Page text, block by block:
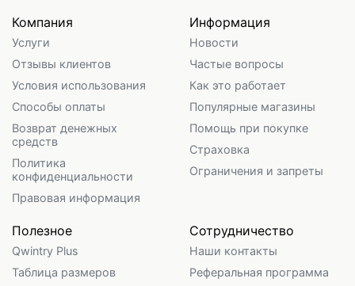
Компания
Услуги
Отзывы клиентов
Условия использования
Способы оплаты
Возврат денежных
средств
Политика
конфиденциальности
Правовая информация
Информация
Новости
Частые вопросы
Как это работает
Популярные магазины
Помощь при покупке
Страховка
Ограничения и запреты
Полезное
Qwintry Plus
Таблица размеров
Сотрудничество
Наши контакты
Реферальная программа